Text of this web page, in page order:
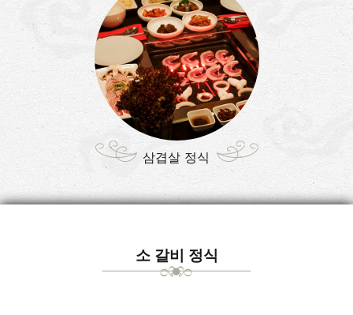
삼겹살 정식
소 갈비 정식